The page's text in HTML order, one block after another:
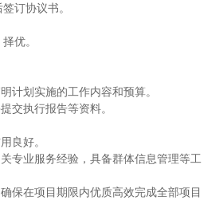
订协议书。
优。
计划实施的工作内容和预算。
交执行报告等资料。
良好。
专业服务经验，具备群体信息管理等工
保在项目期限内优质高效完成全部项目